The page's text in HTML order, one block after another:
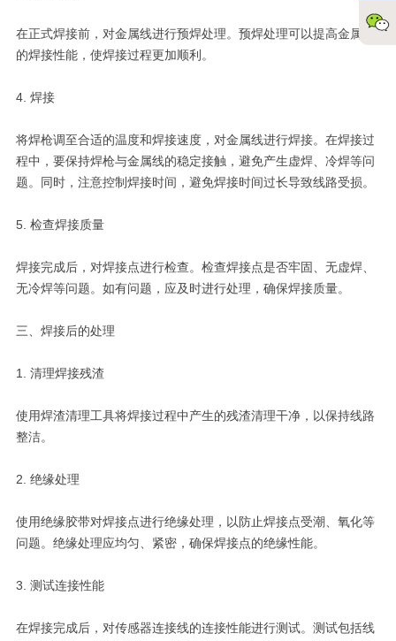
在正式焊接前，对金属线进行预焊处理。预焊处理可以提高金属线
的焊接性能，使焊接过程更加顺利。
4. 焊接
将焊枪调至合适的温度和焊接速度，对金属线进行焊接。在焊接过
程中，要保持焊枪与金属线的稳定接触，避免产生虚焊、冷焊等问
题。同时，注意控制焊接时间，避免焊接时间过长导致线路受损。
5. 检查焊接质量
焊接完成后，对焊接点进行检查。检查焊接点是否牢固、无虚焊、
无冷焊等问题。如有问题，应及时进行处理，确保焊接质量。
三、焊接后的处理
1. 清理焊接残渣
使用焊渣清理工具将焊接过程中产生的残渣清理干净，以保持线路
整洁。
2. 绝缘处理
使用绝缘胶带对焊接点进行绝缘处理，以防止焊接点受潮、氧化等
问题。绝缘处理应均匀、紧密，确保焊接点的绝缘性能。
3. 测试连接性能
在焊接完成后，对传感器连接线的连接性能进行测试。测试包括线